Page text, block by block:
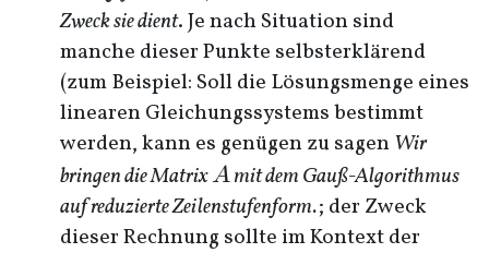
Zweck sie dient. Je nach Situation sind
manche dieser Punkte selbsterklärend
(zum Beispiel: Soll die Lösungsmenge eines
linearen Gleichungssystems bestimmt
werden, kann es genügen zu sagen Wir
bringen die MatrixA
Amit dem Gauß-Algorithmus
auf reduzierte Zeilenstufenform.; der Zweck
dieser Rechnung sollte im Kontext der